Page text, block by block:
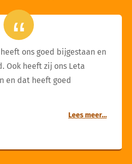
ons goed bijgestaan en
Ook heeft zij ons Leta
en dat heeft goed
Lees meer…